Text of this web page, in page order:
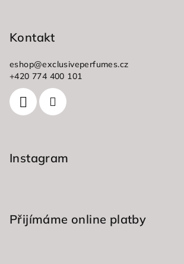
Kontakt
eshop@exclusiveperfumes.cz
+420 774 400 101
Instagram
Přijímáme online platby